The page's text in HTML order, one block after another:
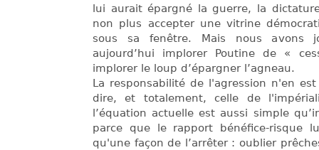
lui aurait épargné la guerre, la
non plus accepter une vitrine
sous sa fenêtre. Mais nous avons
aujourd’hui implorer Poutine de «
implorer le loup d’épargner l’agneau.
La responsabilité de l'agression n'en
dire, et totalement, celle de
l’équation actuelle est aussi simple
parce que le rapport bénéfice-risque
qu'une façon de l’arrêter : oublier